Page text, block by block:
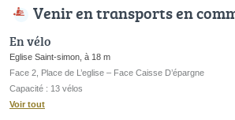
Venir en transports en
En vélo
Eglise Saint-simon, à 18 m
Face 2, Place de L’eglise – Face Caisse D’épargne
Capacité : 13 vélos
Voir tout